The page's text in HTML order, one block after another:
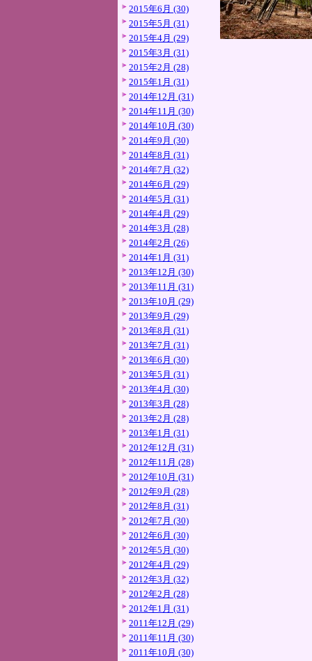
2015年6月 (30)
2015年5月 (31)
2015年4月 (29)
2015年3月 (31)
2015年2月 (28)
2015年1月 (31)
2014年12月 (31)
2014年11月 (30)
2014年10月 (30)
2014年9月 (30)
2014年8月 (31)
2014年7月 (32)
2014年6月 (29)
2014年5月 (31)
2014年4月 (29)
2014年3月 (28)
2014年2月 (26)
2014年1月 (31)
2013年12月 (30)
2013年11月 (31)
2013年10月 (29)
2013年9月 (29)
2013年8月 (31)
2013年7月 (31)
2013年6月 (30)
2013年5月 (31)
2013年4月 (30)
2013年3月 (28)
2013年2月 (28)
2013年1月 (31)
2012年12月 (31)
2012年11月 (28)
2012年10月 (31)
2012年9月 (28)
2012年8月 (31)
2012年7月 (30)
2012年6月 (30)
2012年5月 (30)
2012年4月 (29)
2012年3月 (32)
2012年2月 (28)
2012年1月 (31)
2011年12月 (29)
2011年11月 (30)
2011年10月 (30)